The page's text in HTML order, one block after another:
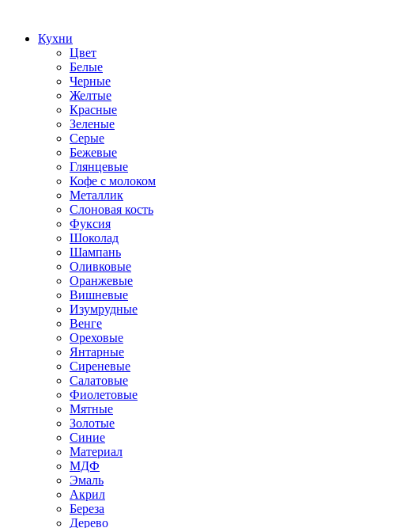
Кухни
Цвет
Белые
Черные
Желтые
Красные
Зеленые
Серые
Бежевые
Глянцевые
Кофе с молоком
Металлик
Слоновая кость
Фуксия
Шоколад
Шампань
Оливковые
Оранжевые
Вишневые
Изумрудные
Венге
Ореховые
Янтарные
Сиреневые
Салатовые
Фиолетовые
Мятные
Золотые
Синие
Материал
МДФ
Эмаль
Акрил
Береза
Дерево